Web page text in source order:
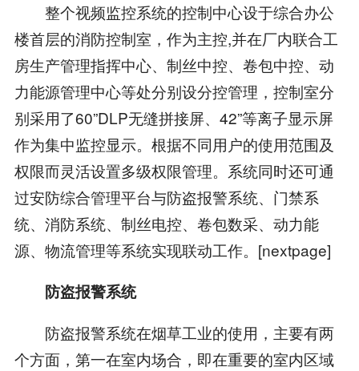
整个视频监控系统的控制中心设于综合办公
楼首层的消防控制室，作为主控,并在厂内联合工
房生产管理指挥中心、制丝中控、卷包中控、动
力能源管理中心等处分别设分控管理，控制室分
别采用了60”DLP无缝拼接屏、42”等离子显示屏
作为集中监控显示。根据不同用户的使用范围及
权限而灵活设置多级权限管理。系统同时还可通
过安防综合管理平台与防盗报警系统、门禁系
统、消防系统、制丝电控、卷包数采、动力能
源、物流管理等系统实现联动工作。[nextpage]
防盗报警系统
防盗报警系统在烟草工业的使用，主要有两
个方面，第一在室内场合，即在重要的室内区域